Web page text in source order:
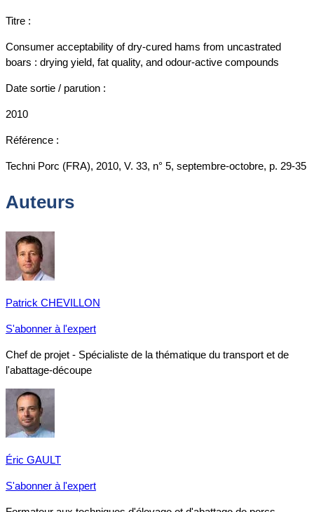
Titre :
Consumer acceptability of dry-cured hams from uncastrated
boars : drying yield, fat quality, and odour-active compounds
Date sortie / parution :
2010
Référence :
Techni Porc (FRA), 2010, V. 33, n° 5, septembre-octobre, p. 29-35
Auteurs
Patrick CHEVILLON
S'abonner à l'expert
Chef de projet - Spécialiste de la thématique du transport et de
l'abattage-découpe
Éric GAULT
S'abonner à l'expert